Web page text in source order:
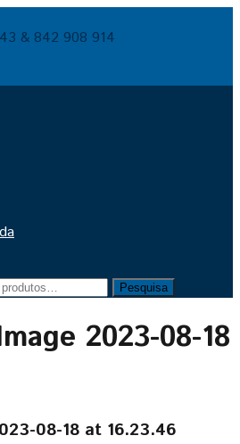
& 842 908 914
Pesquisa
2023-08-18
08-18 at 16.23.46